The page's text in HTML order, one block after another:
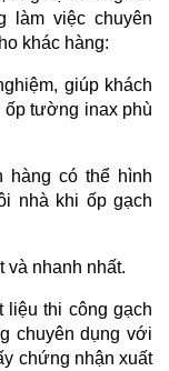
làm việc chuyên
khác hàng:
giúp khách
ốp tường inax phù
hàng có thể hình
nhà khi ốp gạch
và nhanh nhất.
liệu thi công gạch
chuyên dụng với
chứng nhận xuất